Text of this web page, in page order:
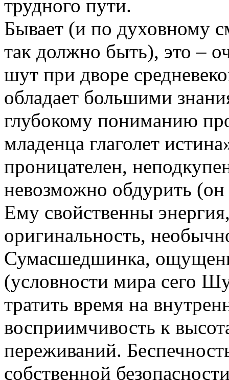
трудного пути.
Бывает (и по духовному
так должно быть), это –
шут при дворе
обладает большими
глубокому пониманию
младенца глаголет
проницателен,
невозможно обдурить
Ему свойственны
оригинальность,
Сумасшедшинка,
(условности мира сего
тратить время на
восприимчивость к
переживаний.
собственной